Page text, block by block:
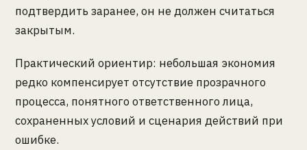
подтвердить заранее, он не должен считаться
закрытым.
Практический ориентир: небольшая экономия
редко компенсирует отсутствие прозрачного
процесса, понятного ответственного лица,
сохраненных условий и сценария действий при
ошибке.